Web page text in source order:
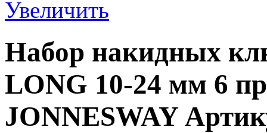
Увеличить
Набор накидных
LONG 10-24 мм 6
JONNESWAY